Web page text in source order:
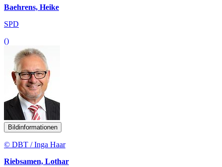
Baehrens, Heike
SPD
()
Bildinformationen
© DBT / Inga Haar
Riebsamen, Lothar